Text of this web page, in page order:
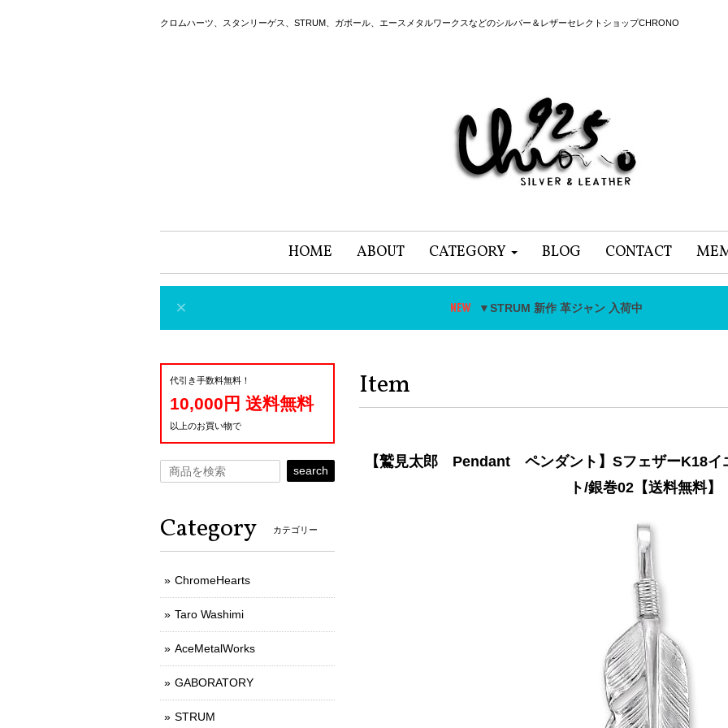
クロムハーツ、スタンリーゲス、STRUM、ガボール、エースメタルワークスなどのシルバー＆レザーセレクトショップCHRONO
HOME ABOUT CATEGORY BLOG CONTACT
▼STRUM 新作 革ジャン 入荷中
Item
【鷲見太郎 Pendant ペンダント】SフェザーK18イ
ト/銀巻02【送料無料】
代引き手数料無料！
10,000円 送料無料
以上のお買い物で
search
Category カテゴリー
ChromeHearts
Taro Washimi
AceMetalWorks
GABORATORY
STRUM